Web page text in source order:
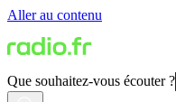
Aller au contenu
Que souhaitez-vous écouter ?